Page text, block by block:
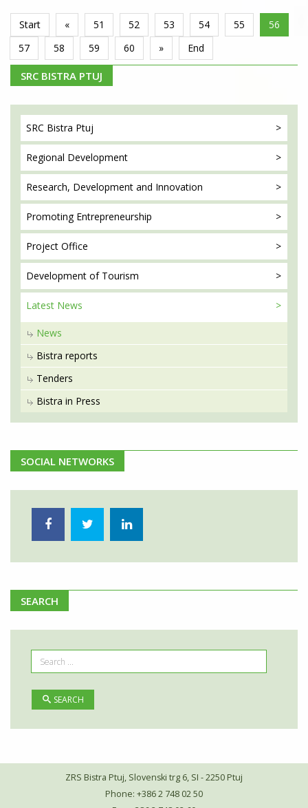
Start « 51 52 53 54 55
56
57
58 59 60 » End
SRC BISTRA PTUJ
SRC Bistra Ptuj
Regional Development
Research, Development and Innovation
Promoting Entrepreneurship
Project Office
Development of Tourism
Latest News
News
Bistra reports
Tenders
Bistra in Press
SOCIAL NETWORKS
SEARCH
SEARCH
ZRS Bistra Ptuj, Slovenski trg 6, SI - 2250 Ptuj
Phone: +386 2 748 02 50